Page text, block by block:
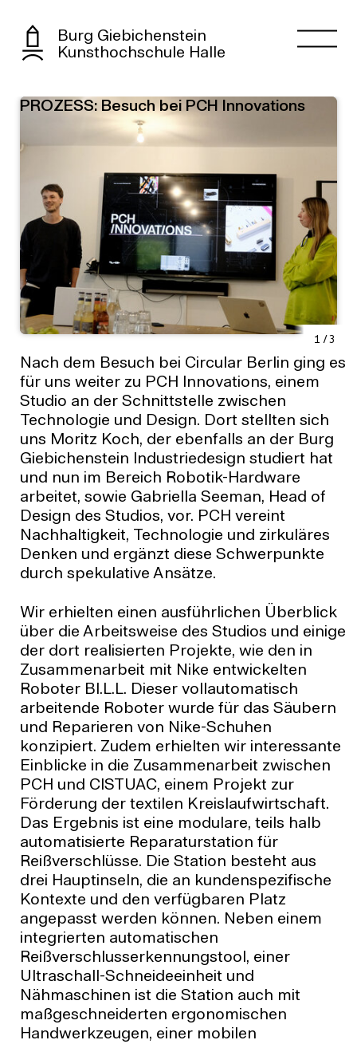
Burg Giebichenstein
Kunsthochschule Halle
PROZESS: Besuch bei PCH Innovations
1 /3
Nach dem Besuch bei Circular Berlin ging es
für uns weiter zu PCH Innovations, einem
Studio an der Schnittstelle zwischen
Technologie und Design. Dort stellten sich
uns Moritz Koch, der ebenfalls an der Burg
Giebichenstein Industriedesign studiert hat
und nun im Bereich Robotik-Hardware
arbeitet, sowie Gabriella Seeman, Head of
Design des Studios, vor. PCH vereint
Nachhaltigkeit, Technologie und zirkuläres
Denken und ergänzt diese Schwerpunkte
durch spekulative Ansätze.
Wir erhielten einen ausführlichen Überblick
über die Arbeitsweise des Studios und einige
der dort realisierten Projekte, wie den in
Zusammenarbeit mit Nike entwickelten
Roboter BI.L.L. Dieser vollautomatisch
arbeitende Roboter wurde für das Säubern
und Reparieren von Nike-Schuhen
konzipiert. Zudem erhielten wir interessante
Einblicke in die Zusammenarbeit zwischen
PCH und CISTUAC, einem Projekt zur
Förderung der textilen Kreislaufwirtschaft.
Das Ergebnis ist eine modulare, teils halb
automatisierte Reparaturstation für
Reißverschlüsse. Die Station besteht aus
drei Hauptinseln, die an kundenspezifische
Kontexte und den verfügbaren Platz
angepasst werden können. Neben einem
integrierten automatischen
Reißverschlusserkennungstool, einer
Ultraschall-Schneideeinheit und
Nähmaschinen ist die Station auch mit
maßgeschneiderten ergonomischen
Handwerkzeugen, einer mobilen